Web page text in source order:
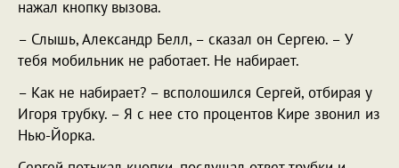
нажал кнопку вызова.
– Слышь, Александр Белл, – сказал он Сергею. – У
тебя мобильник не работает. Не набирает.
– Как не набирает? – всполошился Сергей, отбирая у
Игоря трубку. – Я с нее сто процентов Кире звонил из
Нью-Йорка.